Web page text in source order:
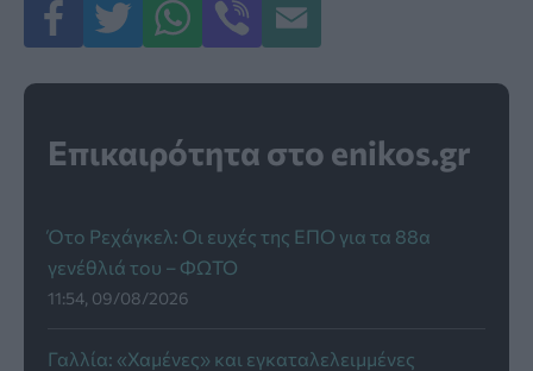
Επικαιρότητα στο enikos.gr
Ότο Ρεχάγκελ: Οι ευχές της EΠΟ για τα 88α
γενέθλιά του – ΦΩΤΟ
11:54, 09/08/2026
Γαλλία: «Χαμένες» και εγκαταλελειμμένες